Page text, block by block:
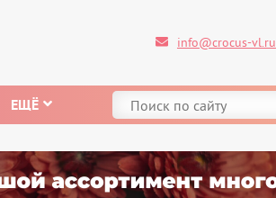
info@crocus-vl.ru
ЕЩЁ